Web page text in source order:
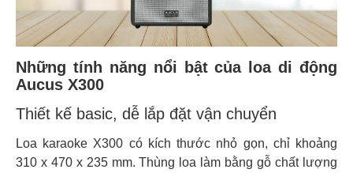
Những tính năng nổi bật của loa di động
Aucus X300
Thiết kế basic, dễ lắp đặt vận chuyển
Loa karaoke X300 có kích thước nhỏ gọn, chỉ khoảng
310 x 470 x 235 mm. Thùng loa làm bằng gỗ chất lượng